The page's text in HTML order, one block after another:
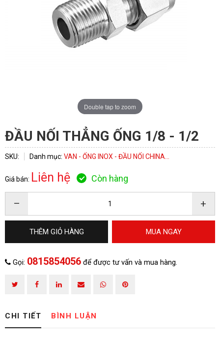
Double tap to zoom
ĐẦU NỐI THẲNG ỐNG 1/8 - 1/2
SKU: Danh mục: VAN - ỐNG INOX - ĐẦU NỐI CHINA...
Giá bán: Liên hệ Còn hàng
– +
THÊM GIỎ HÀNG MUA NGAY
Gọi: 0815854056 để được tư vấn và mua hàng.
CHI TIẾT BÌNH LUẬN
Đăng ký tư vấn trực tiếp 24/7: